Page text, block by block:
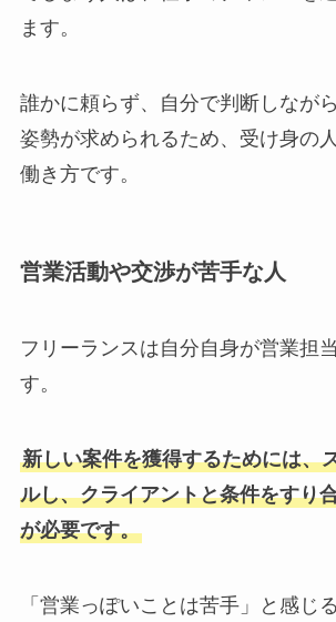
ます。
誰かに頼らず、自分で判断しなが
姿勢が求められるため、受け身の
働き方です。
営業活動や交渉が苦手な人
フリーランスは自分自身が営業担
す。
新しい案件を獲得するためには、
ルし、クライアントと条件をすり
が必要です。
「営業っぽいことは苦手」と感じ